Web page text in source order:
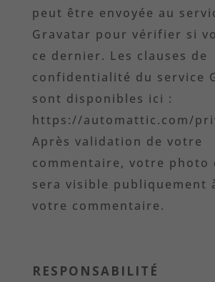
peut être envoyée au
Gravatar pour vérifier si
ce dernier. Les clauses de
confidentialité du service
sont disponibles ici :
https://automattic.com/
Après validation de votre
commentaire, votre photo
sera visible publiquement
votre commentaire.
RESPONSABILITÉ